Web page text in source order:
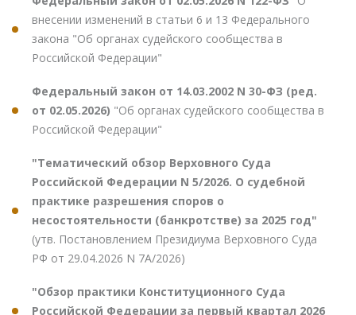
внесении изменений в статьи 6 и 13 Федерального
закона "Об органах судейского сообщества в
Российской Федерации"
Федеральный закон от 14.03.2002 N 30-ФЗ (ред.
от 02.05.2026) "Об органах судейского сообщества в
Российской Федерации"
"Тематический обзор Верховного Суда
Российской Федерации N 5/2026. О судебной
практике разрешения споров о
несостоятельности (банкротстве) за 2025 год"
(утв. Постановлением Президиума Верховного Суда
РФ от 29.04.2026 N 7А/2026)
"Обзор практики Конституционного Суда
Российской Федерации за первый квартал 2026